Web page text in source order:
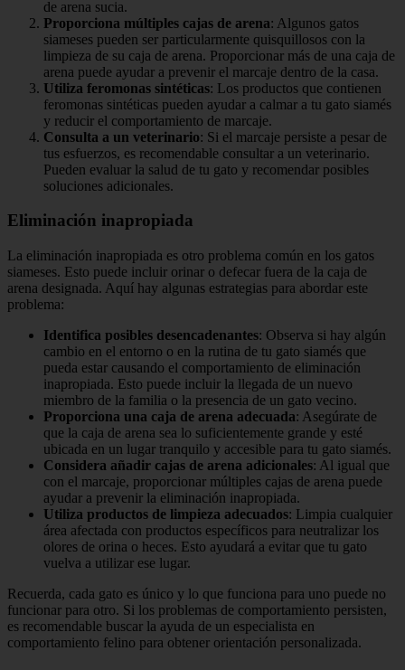
de arena sucia.
Proporciona múltiples cajas de arena: Algunos gatos
siameses pueden ser particularmente quisquillosos con la
limpieza de su caja de arena. Proporcionar más de una caja de
arena puede ayudar a prevenir el marcaje dentro de la casa.
Utiliza feromonas sintéticas: Los productos que contienen
feromonas sintéticas pueden ayudar a calmar a tu gato siamés
y reducir el comportamiento de marcaje.
Consulta a un veterinario: Si el marcaje persiste a pesar de
tus esfuerzos, es recomendable consultar a un veterinario.
Pueden evaluar la salud de tu gato y recomendar posibles
soluciones adicionales.
Eliminación inapropiada
La eliminación inapropiada es otro problema común en los gatos
siameses. Esto puede incluir orinar o defecar fuera de la caja de
arena designada. Aquí hay algunas estrategias para abordar este
problema:
Identifica posibles desencadenantes: Observa si hay algún
cambio en el entorno o en la rutina de tu gato siamés que
pueda estar causando el comportamiento de eliminación
inapropiada. Esto puede incluir la llegada de un nuevo
miembro de la familia o la presencia de un gato vecino.
Proporciona una caja de arena adecuada: Asegúrate de
que la caja de arena sea lo suficientemente grande y esté
ubicada en un lugar tranquilo y accesible para tu gato siamés.
Considera añadir cajas de arena adicionales: Al igual que
con el marcaje, proporcionar múltiples cajas de arena puede
ayudar a prevenir la eliminación inapropiada.
Utiliza productos de limpieza adecuados: Limpia cualquier
área afectada con productos específicos para neutralizar los
olores de orina o heces. Esto ayudará a evitar que tu gato
vuelva a utilizar ese lugar.
Recuerda, cada gato es único y lo que funciona para uno puede no
funcionar para otro. Si los problemas de comportamiento persisten,
es recomendable buscar la ayuda de un especialista en
comportamiento felino para obtener orientación personalizada.